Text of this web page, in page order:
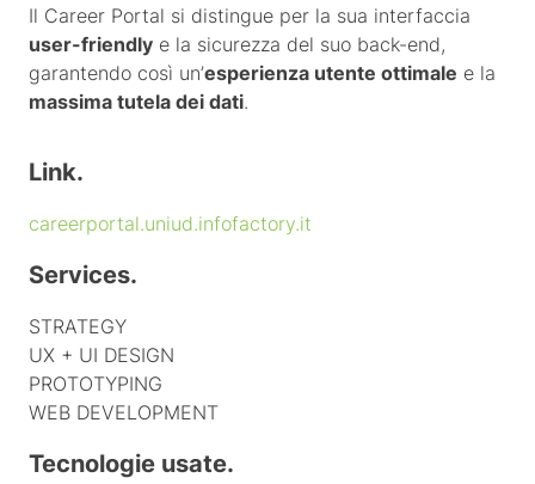
Il Career Portal si distingue per la sua interfaccia
user-friendly e la sicurezza del suo back-end,
garantendo così un’esperienza utente ottimale e la
massima tutela dei dati.
Link.
careerportal.uniud.infofactory.it
Services.
STRATEGY
UX + UI DESIGN
PROTOTYPING
WEB DEVELOPMENT
Tecnologie usate.